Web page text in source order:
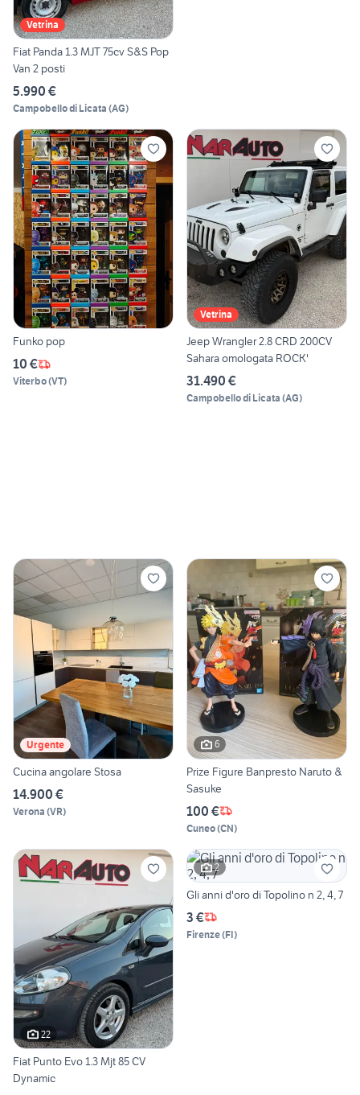
Vetrina
Fiat Panda 1.3 MJT 75cv S&S Pop
Van 2 posti
5.990 €
Campobello di Licata (AG)
Funko pop
10 €
Viterbo(VT)
Vetrina
Jeep Wrangler 2.8 CRD 200CV
Sahara omologata ROCK'
31.490 €
Campobello di Licata (AG)
Urgente
Cucina angolare Stosa
14.900 €
Verona (VR)
6
Prize Figure Banpresto Naruto &
Sasuke
100 €
Cuneo(CN)
22
Fiat Punto Evo 1.3 Mjt 85 CV
Dynamic
2
Gli anni d'oro di Topolino n 2, 4, 7
3 €
Firenze(FI)